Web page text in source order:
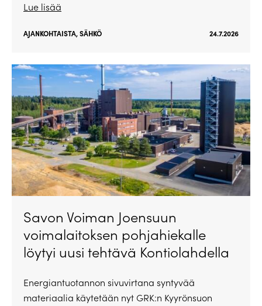
Lue lisää
AJANKOHTAISTA,SÄHKÖ 24.7.2026
Savon Voiman Joensuun
voimalaitoksen pohjahiekalle
löytyi uusi tehtävä Kontiolahdella
Energiantuotannon sivuvirtana syntyvää
materiaalia käytetään nyt GRK:n Kyyrönsuon